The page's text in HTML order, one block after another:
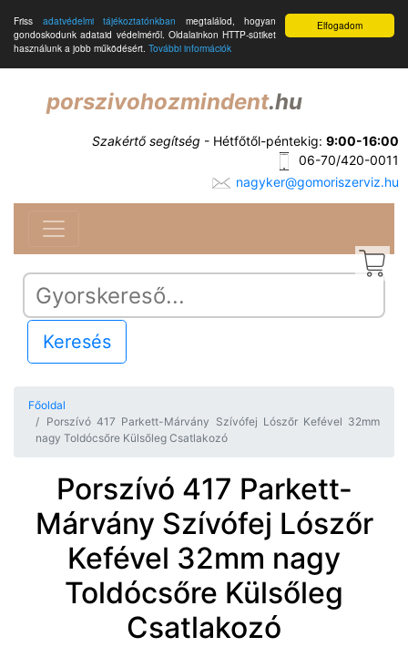
Elfogadom
Friss adatvédelmi tájékoztatónkban megtalálod, hogyan
gondoskodunk adataid védelméről. Oldalainkon HTTP-sütiket
használunk a jobb működésért. További információk
porszivohozmindent.hu
Szakértő segítség - Hétfőtől-péntekig: 9:00-16:00
06-70/420-0011
nagyker@gomoriszerviz.hu
Keresés
Főoldal
Porszívó 417 Parkett-Márvány Szívófej Lószőr Kefével 32mm
nagy Toldócsőre Külsőleg Csatlakozó
Porszívó 417 Parkett-
Márvány Szívófej Lószőr
Kefével 32mm nagy
Toldócsőre Külsőleg
Csatlakozó